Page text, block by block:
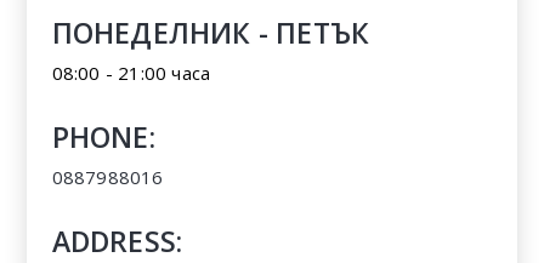
ПОНЕДЕЛНИК - ПЕТЪК
08:00 - 21:00 часа
PHONE:
0887988016
ADDRESS: